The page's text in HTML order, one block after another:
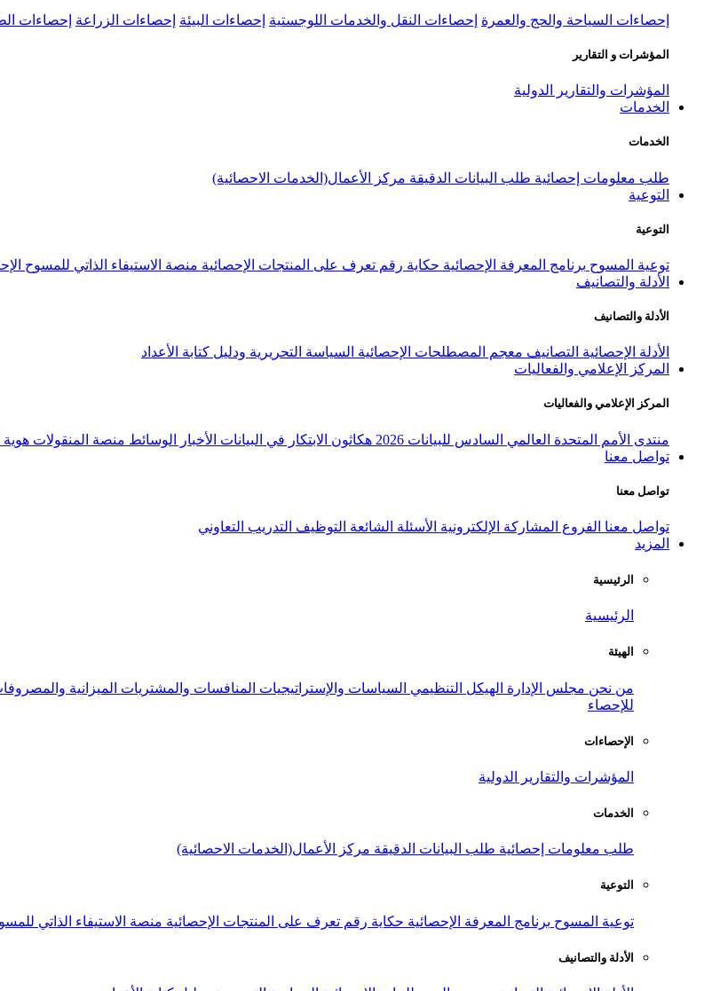
إحصاءات السياحة والحج والعمرة إحصاءات النقل والخدمات اللوجستية إحصاءات البيئة إحصاءات الزراعة إحصاءات
المؤشرات و التقارير
المؤشرات والتقارير الدولية
الخدمات
الخدمات
طلب معلومات إحصائية طلب البيانات الدقيقة مركز الأعمال(الخدمات الاحصائية)
التوعية
التوعية
توعية المسوح برنامج المعرفة الإحصائية حكاية رقم تعرف على المنتجات الإحصائية منصة الاستيفاء الذاتي للمسوح
الأدلة والتصانيف
الأدلة والتصانيف
الأدلة الإحصائية التصانيف معجم المصطلحات الإحصائية السياسة التحريرية ودليل كتابة الأعداد
المركز الإعلامي والفعاليات
المركز الإعلامي والفعاليات
منتدى الأمم المتحدة العالمي السادس للبيانات 2026 هكاثون الابتكار في البيانات الأخبار الوسائط منصة المنقولات هوية
تواصل معنا
تواصل معنا
تواصل معنا الفروع المشاركة الإلكترونية الأسئلة الشائعة التوظيف التدريب التعاوني
المزيد
الرئيسية
الرئيسية
الهيئة
من نحن مجلس الإدارة الهيكل التنظيمي السياسات والإستراتيجيات المنافسات والمشتريات الميزانية
للإحصاء
الإحصاءات
المؤشرات والتقارير الدولية
الخدمات
طلب معلومات إحصائية طلب البيانات الدقيقة مركز الأعمال(الخدمات الاحصائية)
التوعية
توعية المسوح برنامج المعرفة الإحصائية حكاية رقم تعرف على المنتجات الإحصائية منصة الاستيفاء الذاتي
الأدلة والتصانيف